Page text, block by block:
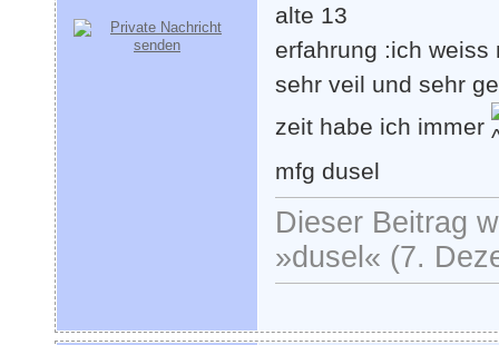
alte 13
erfahrung :ich
sehr veil und sehr
zeit habe ich immer
mfg dusel
Dieser Beitrag
»dusel« (7.